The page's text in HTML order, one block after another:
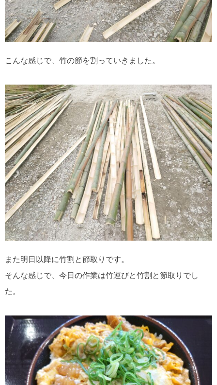
こんな感じで、竹の節を割っていきました。
また明日以降に竹割と節取りです。
そんな感じで、今日の作業は竹運びと竹割と節取りでし
た。